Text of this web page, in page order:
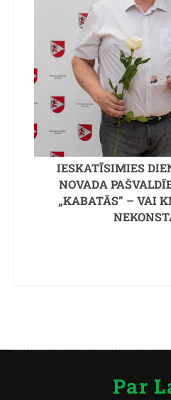
IESKATĪSIMIES
NOVADA
„KABATĀS” – VAI
Par